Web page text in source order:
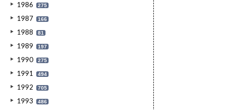
1986 275
1987 166
1988 81
1989 197
1990 275
1991 494
1992 705
1993 486